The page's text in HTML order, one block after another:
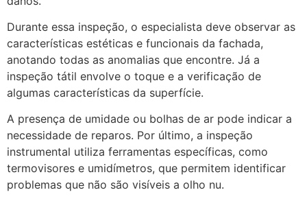
Durante essa inspeção, o especialista deve observar as
características estéticas e funcionais da fachada,
anotando todas as anomalias que encontre. Já a
inspeção tátil envolve o toque e a verificação de
algumas características da superfície.
A presença de umidade ou bolhas de ar pode indicar a
necessidade de reparos. Por último, a inspeção
instrumental utiliza ferramentas específicas, como
termovisores e umidímetros, que permitem identificar
problemas que não são visíveis a olho nu.